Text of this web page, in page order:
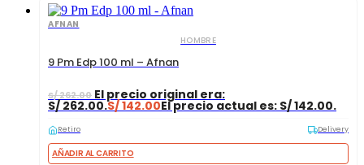
AFNAN
HOMBRE
9 Pm Edp 100 ml – Afnan
S/262.00 El precio original era:
S/ 262.00.S/142.00El precio actual es: S/ 142.00.
Retiro Delivery
AÑADIR AL CARRITO